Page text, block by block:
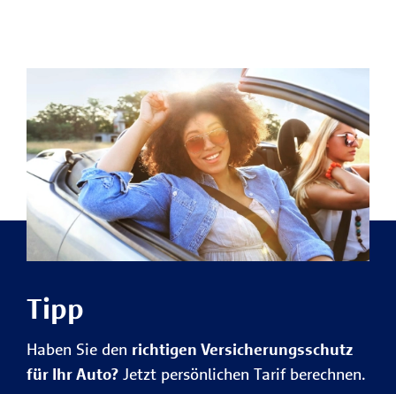
Tipp
Haben Sie den richtigen Versicherungsschutz
für Ihr Auto? Jetzt persönlichen Tarif berechnen.